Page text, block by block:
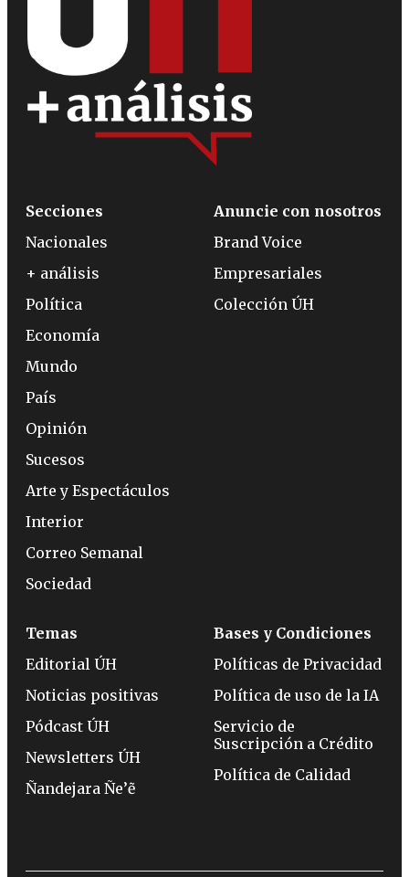
Secciones
Nacionales
+ análisis
Política
Economía
Mundo
País
Opinión
Sucesos
Arte y Espectáculos
Interior
Correo Semanal
Sociedad
Anuncie con nosotros
Brand Voice
Empresariales
Colección ÚH
Temas
Editorial ÚH
Noticias positivas
Pódcast ÚH
Newsletters ÚH
Ñandejara Ñe’ẽ
Bases y Condiciones
Políticas de Privacidad
Política de uso de la IA
Servicio de
Suscripción a Crédito
Política de Calidad